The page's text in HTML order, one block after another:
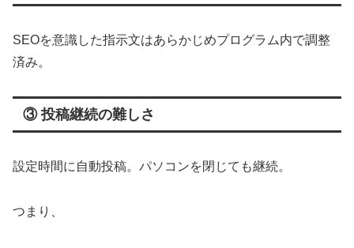
SEOを意識した指示文はあらかじめプログラム内で調整
済み。
③ 投稿継続の難しさ
設定時間に自動投稿。パソコンを閉じても継続。
つまり、